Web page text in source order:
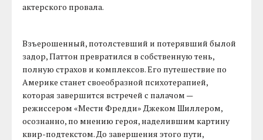
актерского провала.
Взъерошенный, потолстевший и потерявший былой
задор, Паттон превратился в собственную тень,
полную страхов и комплексов. Его путешествие по
Америке станет своеобразной психотерапией,
которая завершится встречей с палачом —
режиссером «Мести Фредди» Джеком Шиллером,
осознанно, по мнению героя, наделившим картину
квир-подтекстом. До завершения этого пути,